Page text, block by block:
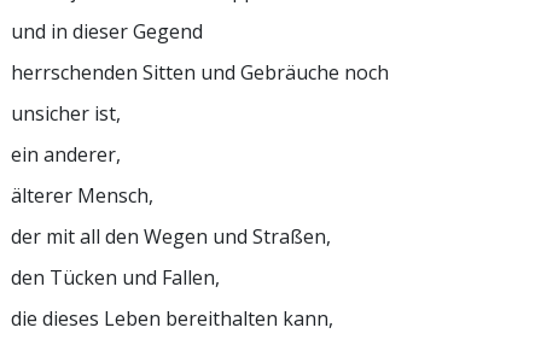
und in dieser Gegend
herrschenden Sitten und Gebräuche noch
unsicher ist,
ein anderer,
älterer Mensch,
der mit all den Wegen und Straßen,
den Tücken und Fallen,
die dieses Leben bereithalten kann,